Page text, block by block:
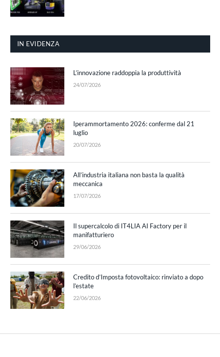
IN EVIDENZA
L’innovazione raddoppia la produttività
24/07/2026
Iperammortamento 2026: conferme dal 21
luglio
20/07/2026
All’industria italiana non basta la qualità
meccanica
17/07/2026
Il supercalcolo di IT4LIA AI Factory per il
manifatturiero
29/06/2026
Credito d’Imposta fotovoltaico: rinviato a dopo
l’estate
22/06/2026